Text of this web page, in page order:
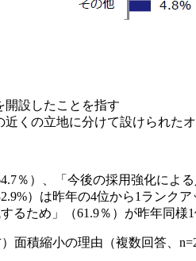
設したことを指す
くの立地に分けて設けられた
％）、「今後の採用強化に
）は昨年の4位から1ラン
ため」（61.9％）が昨年同様1
面積縮小の理由（複数回答、